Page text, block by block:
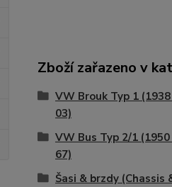
Zboží zařazeno v
VW Brouk Typ 1 (1938
03)
VW Bus Typ 2/1 (1950
67)
Šasi & brzdy (Chassis